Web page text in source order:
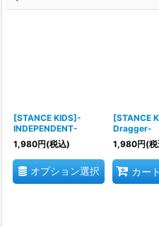
[STANCE KIDS]-
INDEPENDENT-
1,980円(税込)
オプション選択
[STANCE
Dragger-
1,980円(
カー